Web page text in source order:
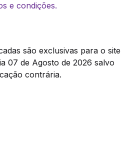
e condições.
são exclusivas para o site
07 de Agosto de 2026 salvo
contrária.